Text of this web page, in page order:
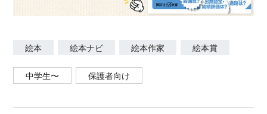
絵本 絵本ナビ 絵本作家 絵本賞
中学生〜 保護者向け